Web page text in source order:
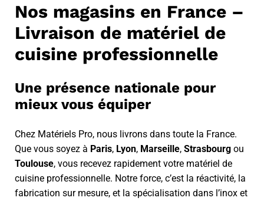
Nos magasins en France –
Livraison de matériel de
cuisine professionnelle
Une présence nationale pour
mieux vous équiper
Chez Matériels Pro, nous livrons dans toute la France.
Que vous soyez à Paris, Lyon, Marseille, Strasbourg ou
Toulouse, vous recevez rapidement votre matériel de
cuisine professionnelle. Notre force, c’est la réactivité, la
fabrication sur mesure, et la spécialisation dans l’inox et